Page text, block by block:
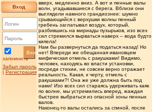
Вход
запомнить
Вход
Забыл пароль
| Регистрация
вверх, медленно вниз. А вот и пенные валы
волн, угадывавшиеся с берега. Вблизи они
выглядели намного грандиознее: шумно
срывающийся с верхушки волны пенный
гребень заглатывал воздух, который,
разбившись на мириады пузырьков, изо всех
сил стремился вырваться наверх – вода будто
кипела!
Нам бы развернуться да податься назад! Но
нет! Впереди же обещанная ивановцем
мифическая отмель с ракушками! Видимо,
человек, находясь во власти установки,
посреди стихии, не совсем верно отражает
реальность. Какая, к черту, отмель с
ракушками?! Она же уже должна быть под
нами! Изо всех сил стараясь удерживать каяк
по волне, мы устремились вперед, жаждая
быстрее выбраться из опасной зоны пенных
валов.
Наконец-то валы остались за спиной, после